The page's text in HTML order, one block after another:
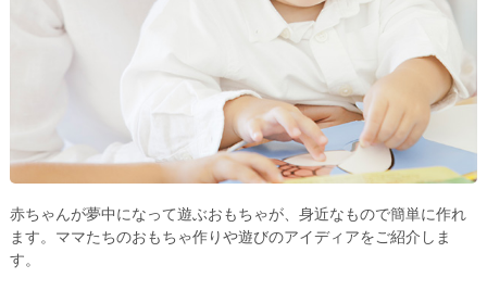
赤ちゃんが夢中になって遊ぶおもちゃが、身近なもので簡単に作れ
ます。ママたちのおもちゃ作りや遊びのアイディアをご紹介しま
す。